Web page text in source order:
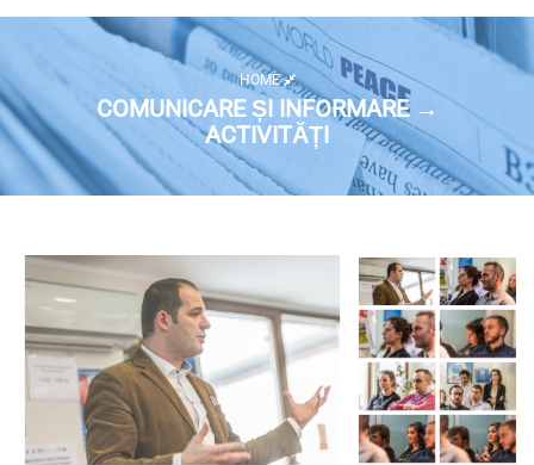
HOME
COMUNICARE ȘI INFORMARE →
ACTIVITĂȚI